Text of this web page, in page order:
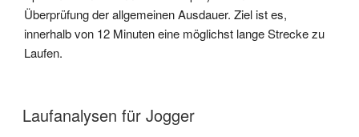
Überprüfung der allgemeinen Ausdauer. Ziel ist es,
innerhalb von 12 Minuten eine möglichst lange Strecke zu
Laufen.
Laufanalysen für Jogger